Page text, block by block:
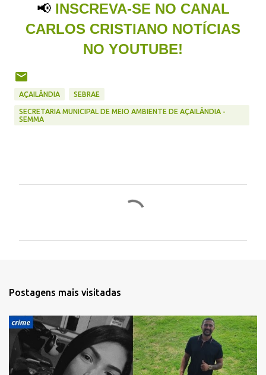
📢 INSCREVA-SE NO CANAL
CARLOS CRISTIANO NOTÍCIAS
NO YOUTUBE!
AÇAILÂNDIA SEBRAE
SECRETARIA MUNICIPAL DE MEIO AMBIENTE DE AÇAILÂNDIA -
SEMMA
r
Postagens mais visitadas